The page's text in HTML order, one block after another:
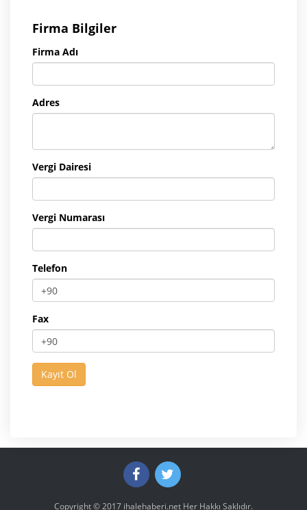
Firma Bilgiler
Firma Adı
Adres
Vergi Dairesi
Vergi Numarası
Telefon
Fax
Copyright © 2017 ihalehaberi.net Her Hakkı Saklıdır.